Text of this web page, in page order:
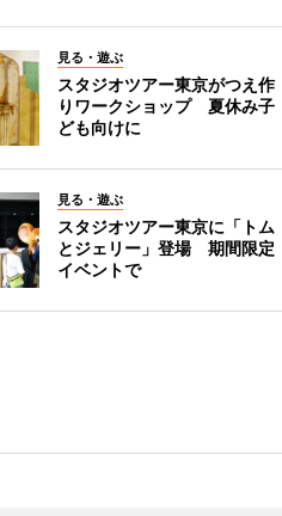
見る・遊ぶ
スタジオツアー東京がつえ作
りワークショップ 夏休み子
ども向けに
見る・遊ぶ
スタジオツアー東京に「トム
とジェリー」登場 期間限定
イベントで